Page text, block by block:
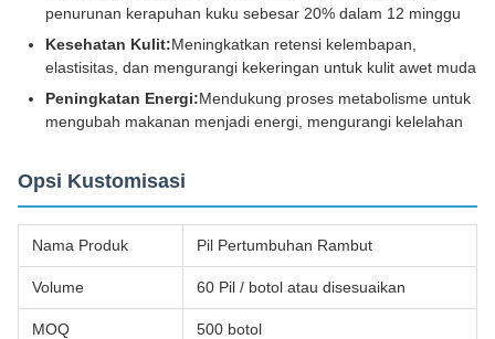
penurunan kerapuhan kuku sebesar 20% dalam 12 minggu
Kesehatan Kulit:Meningkatkan retensi kelembapan,
elastisitas, dan mengurangi kekeringan untuk kulit awet muda
Peningkatan Energi:Mendukung proses metabolisme untuk
mengubah makanan menjadi energi, mengurangi kelelahan
Opsi Kustomisasi
Nama Produk Pil Pertumbuhan Rambut
Volume 60 Pil / botol atau disesuaikan
MOQ 500 botol